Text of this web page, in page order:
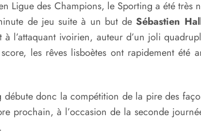
Ligue des Champions, le Sporting a été très
de jeu suite à un but de Sébastien
l’attaquant ivoirien, auteur d’un joli
les rêves lisboètes ont rapidement été
donc la compétition de la pire des
prochain, à l’occasion de la seconde